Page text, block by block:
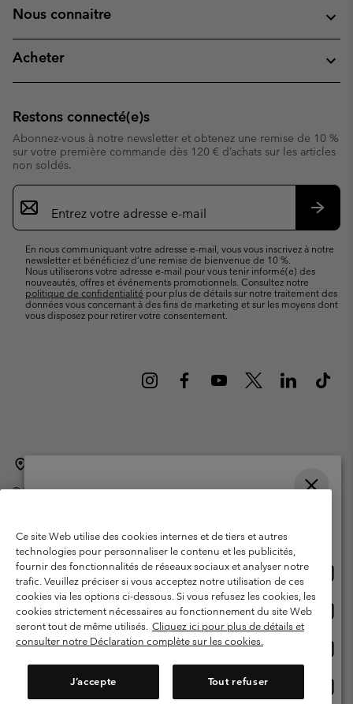
Nous connaitre
Acheter
Restons connecté(e)s
Abonnez-vous à notre newsletter et obtenez une remise de 10 %
sur votre première commande dès 120 € d’achats sur les articles
non soldés.
Inscription
par
e-
En nous communiquant votre adresse e-mail, vous vous inscrivez à notre
newsletter et bénéficiez d’une remise de bienvenue de 10 %.
Nous utiliserons votre adresse e-mail pour vous tenir informé(e) des
nouveautés, offres et événements promotionnels. Consultez notre
politique de confidentialité pour plus de détails sur notre traitement des
données vous concernant à des fins de marketing et sur les moyens dont
vous disposez pour retirer votre consentement.
©2026Columbia Sportswear International Sarl. Avenue des Morgines, 12
Garanties Légales
Politique de confidentialité
Conditions d'utilisation - Membres
Conditions D'utilisation - Contenu généré par l'utilisateur
Impressum
Cookies
Ce site Web utilise des cookies internes et de tiers et autres
technologies pour personnaliser le contenu et les publicités,
fournir des fonctionnalités de réseaux sociaux et analyser notre
trafic. Veuillez préciser si vous acceptez notre utilisation de ces
cookies via les options ci-dessous. Si vous refusez les cookies, les
cookies strictement nécessaires au fonctionnement du site Web
seront tout de même utilisés. Cliquez ici pour plus de détails et
consulter notre Déclaration complète sur les cookies.
J’accepte Tout refuser
Achats en ligne disponibles
United States
ligne
Belgium-English
ligne
Belgium-Français
ligne
Belgium-Dutch